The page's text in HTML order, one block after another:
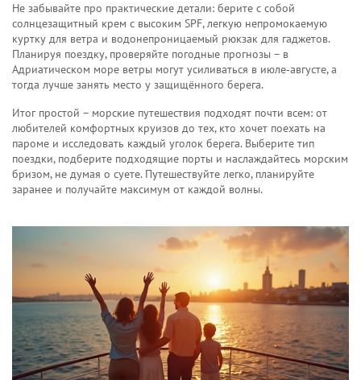
Не забывайте про практические детали: берите с собой
солнцезащитный крем с высоким SPF, легкую непромокаемую
куртку для ветра и водонепроницаемый рюкзак для гаджетов.
Планируя поездку, проверяйте погодные прогнозы – в
Адриатическом море ветры могут усиливаться в июле‑августе, а
тогда лучше занять место у защищённого берега.
Итог простой – морские путешествия подходят почти всем: от
любителей комфортных круизов до тех, кто хочет поехать на
пароме и исследовать каждый уголок берега. Выберите тип
поездки, подберите подходящие порты и наслаждайтесь морским
бризом, не думая о суете. Путешествуйте легко, планируйте
заранее и получайте максимум от каждой волны.